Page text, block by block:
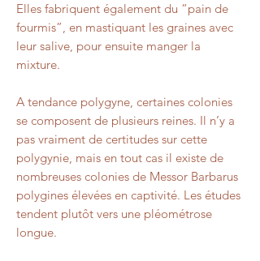
Elles fabriquent également du “pain de
fourmis”, en mastiquant les graines avec
leur salive, pour ensuite manger la
mixture.
A tendance polygyne, certaines colonies
se composent de plusieurs reines. Il n’y a
pas vraiment de certitudes sur cette
polygynie, mais en tout cas il existe de
nombreuses colonies de Messor Barbarus
polygines élevées en captivité. Les études
tendent plutôt vers une pléométrose
longue.